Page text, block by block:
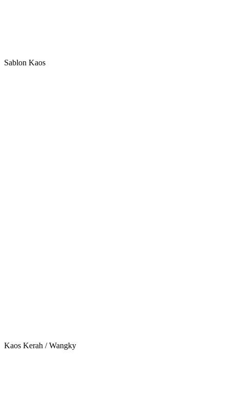
Sablon Kaos
Kaos Kerah / Wangky